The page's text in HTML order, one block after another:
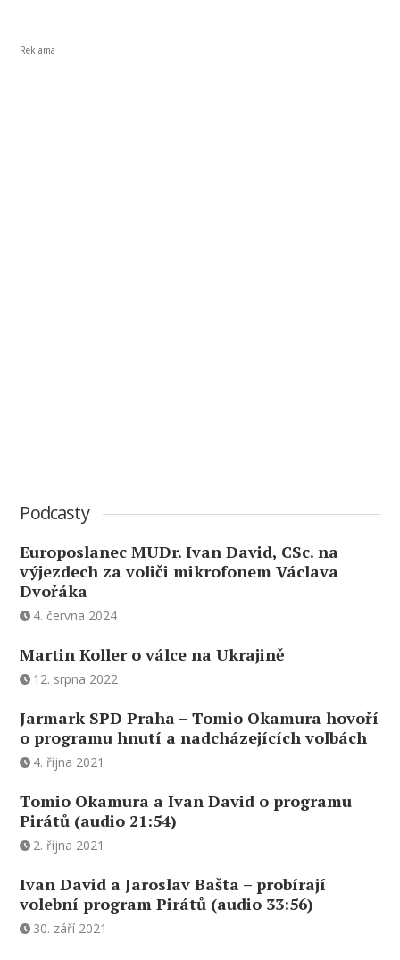
Reklama
Podcasty
Europoslanec MUDr. Ivan David, CSc. na
výjezdech za voliči mikrofonem Václava
Dvořáka
4. června 2024
Martin Koller o válce na Ukrajině
12. srpna 2022
Jarmark SPD Praha – Tomio Okamura hovoří
o programu hnutí a nadcházejících volbách
4. října 2021
Tomio Okamura a Ivan David o programu
Pirátů (audio 21:54)
2. října 2021
Ivan David a Jaroslav Bašta – probírají
volební program Pirátů (audio 33:56)
30. září 2021